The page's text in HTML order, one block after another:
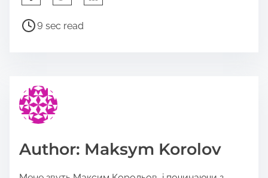
h
a
s
p
s
P
o
e
a
d
i
9 sec read
Author: Maksym Korolov